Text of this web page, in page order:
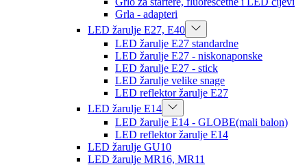
Grla - adapteri
LED žarulje E27, E40
LED žarulje E27 standardne
LED žarulje E27 - niskonaponske
LED žarulje E27 - stick
LED žarulje velike snage
LED reflektor žarulje E27
LED žarulje E14
LED žarulje E14 - GLOBE(mali balon)
LED reflektor žarulje E14
LED žarulje GU10
LED žarulje MR16, MR11